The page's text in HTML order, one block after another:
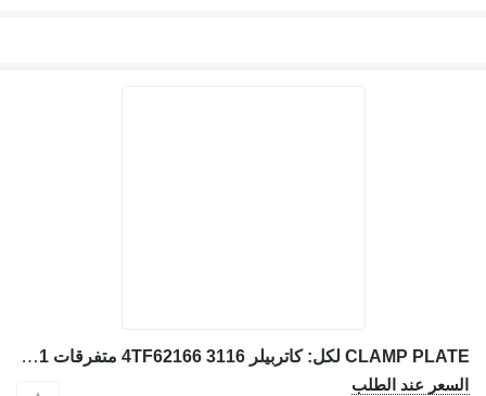
CLAMP PLATE لكل: كاتربيلر 3116 4TF62166 متفرقات 2W7381 لـ جرافة ذات عجلات Caterpillar 928G IT28G
السعر عند الطلب